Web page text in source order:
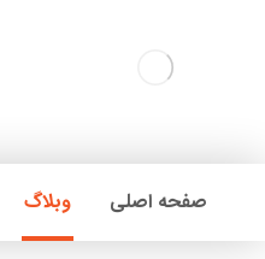
صفحه اصلی وبلاگ